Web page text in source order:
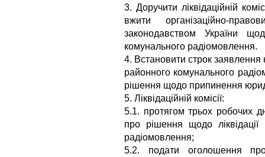
3. Доручити ліквідаційній
вжити організаційно-
законодавством України
комунального радіомовлення.
4. Встановити строк заявлення
районного комунального
рішення щодо припинення
5. Ліквідаційній комісії:
5.1. протягом трьох робочих
про рішення щодо ліквідації
радіомовлення;
5.2. подати оголошення про